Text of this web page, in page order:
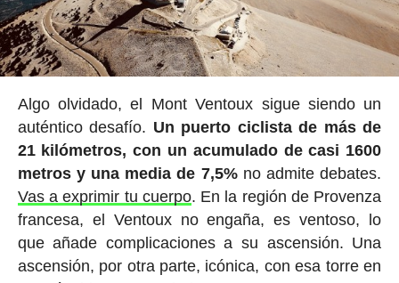
Algo olvidado, el Mont Ventoux sigue siendo un
auténtico desafío. Un puerto ciclista de más de
21 kilómetros, con un acumulado de casi 1600
metros y una media de 7,5%no admite debates.
Vas a exprimir tu cuerpo. En la región de Provenza
francesa, el Ventoux no engaña, es ventoso, lo
que añade complicaciones a su ascensión. Una
ascensión, por otra parte, icónica, con esa torre en